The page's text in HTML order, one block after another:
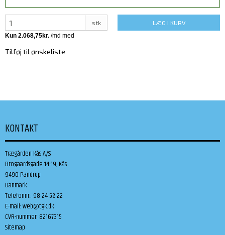
stk LÆG I KURV
Tilføj til ønskeliste
KONTAKT
Trægården Kås A/S
Brogaardsgade 14-19, Kås
9490 Pandrup
Danmark
Telefonnr.: 98 24 52 22
E-mail:web@tgk.dk
CVR-nummer: 82167315
Sitemap